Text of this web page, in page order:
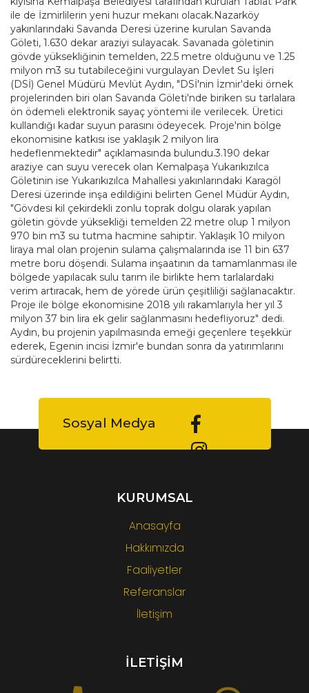
ile de İzmirlilerin yeni huzur mekanı olacak.Nazarköy
yakınlarındaki Savanda Deresi üzerine kurulan Savanda
Göleti, 1.630 dekar araziyi sulayacak. Savanada göletinin
gövde yüksekliğinin temelden, 22.5 metre olduğunu ve 1.25
milyon m3 su tutabileceğini vurgulayan Devlet Su İşleri
(DSİ) Genel Müdürü Mevlüt Aydın, "DSİ'nin İzmir'deki örnek
projelerinden biri olan Savanda Göleti'nde biriken su tarlalara
ön ödemeli elektronik sayaç yöntemi ile verilecek. Üretici
kullandığı kadar suyun parasını ödeyecek. Proje'nin bölge
ekonomisine katkısı ise yaklaşık 2 milyon lira
hedeflenmektedir" açıklamasında bulundu.3.190 dekar
araziye can suyu verecek olan Kemalpaşa Yukarıkızılca
Göletinin ise Yukarıkızılca Mahallesi yakınlarındaki Karagöl
Deresi üzerinde inşa edildiğini belirten Genel Müdür Aydın,
"Gövdesi kil çekirdekli zonlu toprak dolgu olarak yapılan
göletin gövde yüksekliği temelden 22 metre olup 1 milyon
970 bin m3 su tutma hacmine sahiptir. Yaklaşık 10 milyon
liraya mal olan projenin sulama çalışmalarında ise 11 bin 637
metre boru döşendi. Sulama inşaatının da tamamlanması ile
bölgede yapılacak sulu tarım ile birlikte hem tarlalardaki
verim artıracak, hem de yörede ürün çeşitliliği sağlanacaktır.
Proje ile bölge ekonomisine 2018 yılı rakamlarıyla her yıl 3
milyon 37 bin lira ek gelir sağlanmasını hedefliyoruz" dedi.
Aydın, bu projenin yapılmasında emeği geçenlere teşekkür
ederek, Egenin incisi İzmir'e bundan sonra da yatırımlarını
sürdüreceklerini belirtti.
Sosyal Medya
KURUMSAL
Anasayfa
Hakkımızda
Faaliyetler
Referanslar
İletişim
İLETİŞİM